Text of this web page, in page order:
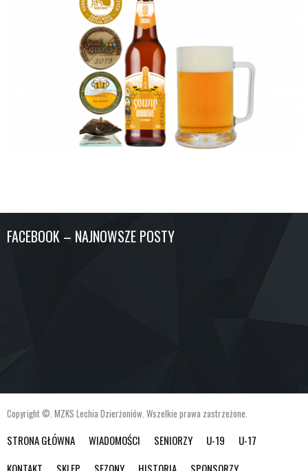
FACEBOOK – NAJNOWSZE POSTY
Copyright ©. MZKS Lechia Dzierżoniów. Wszelkie prawa zastrzeżone.
STRONA GŁÓWNA WIADOMOŚCI SENIORZY U-19
U-17